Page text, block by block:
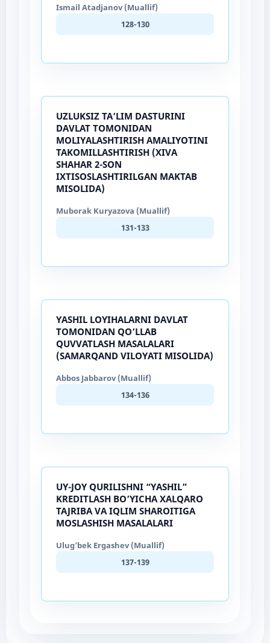
Ismail Atadjanov (Muallif)
128-130
UZLUKSIZ TA’LIM DASTURINI
DAVLAT TOMONIDAN
MOLIYALASHTIRISH AMALIYOTINI
TAKOMILLASHTIRISH (XIVA
SHAHAR 2-SON
IXTISOSLASHTIRILGAN MAKTAB
MISOLIDA)
Muborak Kuryazova (Muallif)
131-133
YASHIL LOYIHALARNI DAVLAT
TOMONIDAN QO’LLAB
QUVVATLASH MASALALARI
(SAMARQAND VILOYATI MISOLIDA)
Abbos Jabbarov (Muallif)
134-136
UY-JOY QURILISHNI “YASHIL”
KREDITLASH BO’YICHA XALQARO
TAJRIBA VA IQLIM SHAROITIGA
MOSLASHISH MASALALARI
Ulug’bek Ergashev (Muallif)
137-139